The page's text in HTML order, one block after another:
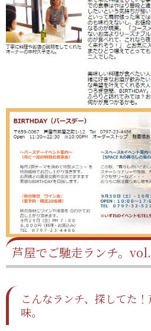
芦屋でご馳走ランチ。
こんなランチ、探してた
味。